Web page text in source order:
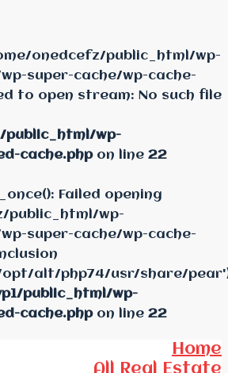
onedcefz/public_html/wp-
super-cache/wp-cache-
to open stream: No such file
public_html/wp-
cache.phpon line 22
Failed opening
public_html/wp-
super-cache/wp-cache-
opt/alt/php74/usr/share/
public_html/wp-
cache.phpon line 22
Home
All Real Estate